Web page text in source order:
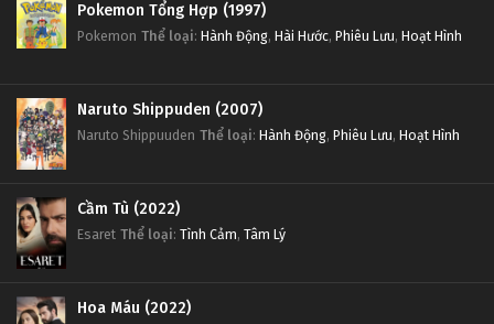
Pokemon Tổng Hợp (1997)
Pokemon Thể loại: Hành Động, Hài Hước, Phiêu Lưu, Hoạt Hình
Naruto Shippuden (2007)
Naruto Shippuuden Thể loại: Hành Động, Phiêu Lưu, Hoạt Hình
Cầm Tù (2022)
Esaret Thể loại: Tình Cảm, Tâm Lý
Hoa Máu (2022)